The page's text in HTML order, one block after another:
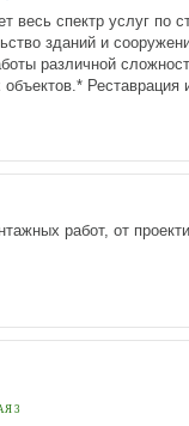
весь спектр услуг по
зданий и
различной
Реставрация
работ, от
3